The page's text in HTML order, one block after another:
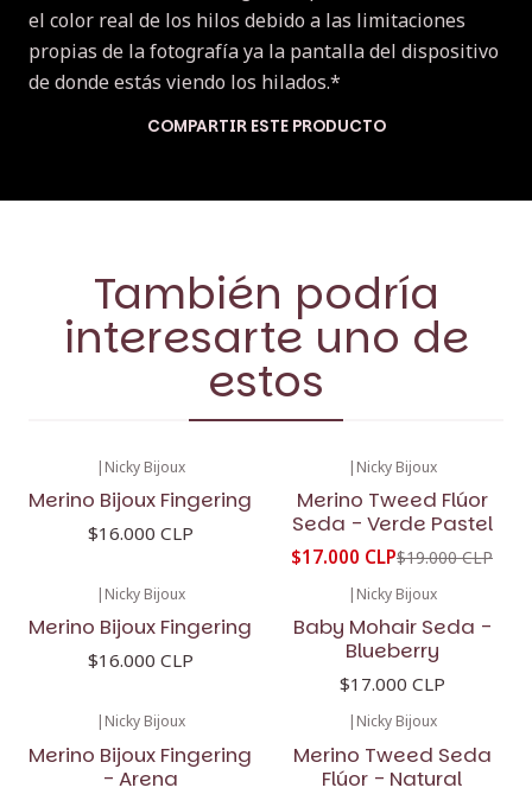
el color real de los hilos debido a las limitaciones
propias de la fotografía ya la pantalla del dispositivo
de donde estás viendo los hilados.*
COMPARTIR ESTE PRODUCTO
También podría
interesarte uno de
estos
| Nicky Bijoux
Merino Bijoux Fingering
$16.000 CLP
| Nicky Bijoux
Merino Tweed Flúor
Seda - Verde Pastel
$17.000 CLP$19.000 CLP
| Nicky Bijoux
Merino Bijoux Fingering
$16.000 CLP
| Nicky Bijoux
Baby Mohair Seda -
Blueberry
$17.000 CLP
| Nicky Bijoux
Merino Bijoux Fingering
- Arena
| Nicky Bijoux
Merino Tweed Seda
Flúor - Natural